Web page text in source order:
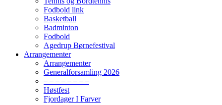
Fodbold link
Basketball
Badminton
Fodbold
Agedrup Børnefestival
Arrangementer
Arrangementer
Generalforsamling 2026
– – – – – – – –
Høstfest
Fjordager I Farver